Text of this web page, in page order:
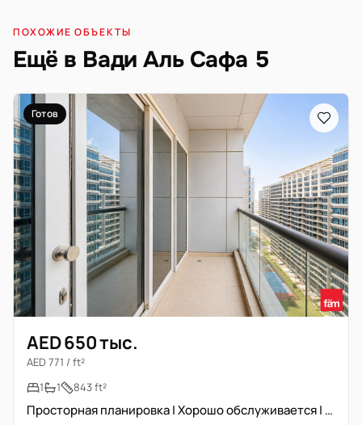
ПОХОЖИЕ ОБЪЕКТЫ
Ещё в Вади Аль Сафа 5
Готов
AED 650 тыс.
AED 771 / ft²
1
1 843 ft²
Просторная планировка | Хорошо обслуживается | Уникальная